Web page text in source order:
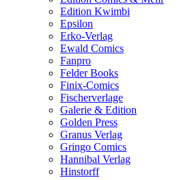
Edition Kwimbi
Epsilon
Erko-Verlag
Ewald Comics
Fanpro
Felder Books
Finix-Comics
Fischerverlage
Galerie & Edition
Golden Press
Granus Verlag
Gringo Comics
Hannibal Verlag
Hinstorff